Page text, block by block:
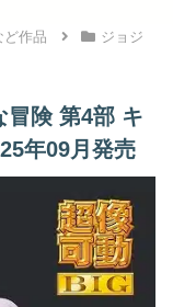
ど作品
ジョジ
冒険 第4部 キ
年09月発売